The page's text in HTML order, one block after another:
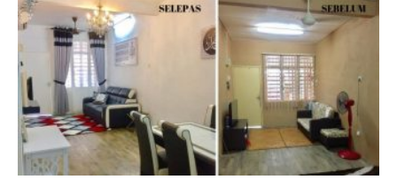
Landed
Video
Beli Di Mana
Buat Sendiri
Ilham Impiana
Ilham Impiana 360
Ilham Impiana Inspirasi Selebriti